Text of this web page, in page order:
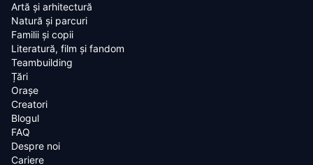
Artă și arhitectură
Natură și parcuri
Familii și copii
Literatură, film și fandom
Teambuilding
Țări
Oraşe
Creatori
Blogul
FAQ
Despre noi
Cariere